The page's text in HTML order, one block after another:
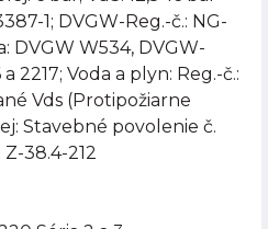
1; DVGW-Reg.-č.: NG-
DVGW W534, DVGW-
2217; Voda a plyn: Reg.-č.:
Vds (Protipožiarne
Stavebné povolenie č.
38.4-212